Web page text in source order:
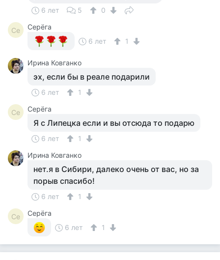
6 лет 5 0
Се
Серёга
6 лет
1
Ирина Ковганко
эх, если бы в реале подарили
6 лет 1
Се Серёга
Я с Липецка если и вы отсюда то подарю
6 лет
1
Ирина Ковганко
нет.я в Сибири, далеко очень от вас, но за
порыв спасибо!
6 лет 1
Се
Серёга
6 лет
1